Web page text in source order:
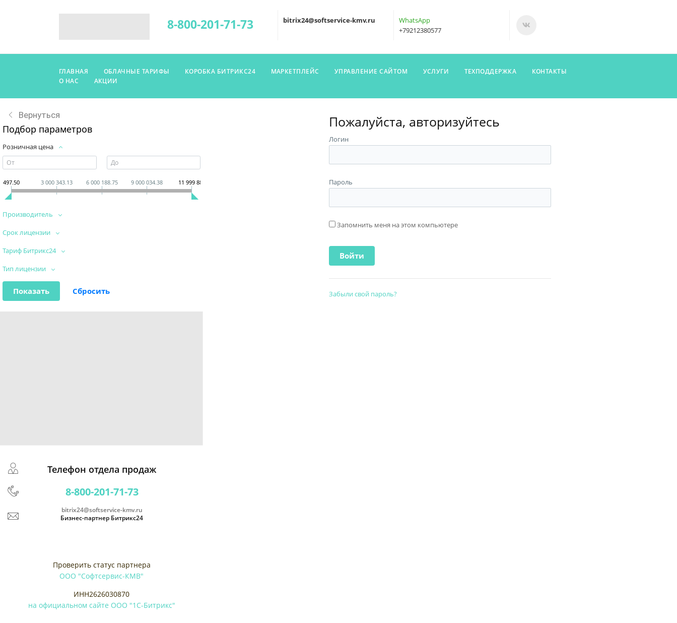
8-800-201-71-73 bitrix24@softservice-kmv.ru
WhatsApp
+79212380577
ГЛАВНАЯ ОБЛАЧНЫЕ ТАРИФЫ КОРОБКА БИТРИКС24 МАРКЕТПЛЕЙС УПРАВЛЕНИЕ САЙТОМ УСЛУГИ ТЕХПОДДЕРЖКА
КОНТАКТЫ
О НАС
АКЦИИ
Вернуться
Подбор параметров
Розничная цена
497.50 3 000 343.13 6 000 188.75 9 000 034.38 11 999 880
Производитель
Срок лицензии
Тариф Битрикс24
Тип лицензии
Телефон отдела продаж
8-800-201-71-73
bitrix24@softservice-kmv.ru
Бизнес-партнер Битрикс24
Проверить статус партнера
ООО "Софтсервис-КМВ"
ИНН2626030870
на официальном сайте ООО "1С-Битрикс"
Пожалуйста, авторизуйтесь
Логин
Пароль
Запомнить меня на этом компьютере
Забыли свой пароль?